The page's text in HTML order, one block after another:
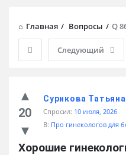
Главная / Вопросы / Q
Следующий
20
Сурикова Татьяна
Спросил: 10 июля, 2026
В: Про гинекологов для
Хорошие